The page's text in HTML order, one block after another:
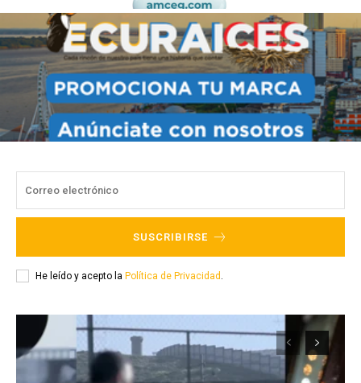
SUSCRIBIRSE
He leído y acepto la Política de Privacidad